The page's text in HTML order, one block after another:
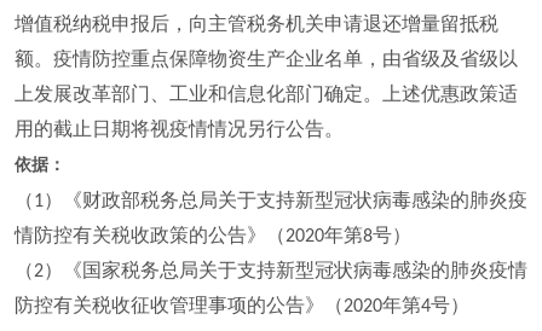
增值税纳税申报后，向主管税务机关申请退还增量留抵税
额。疫情防控重点保障物资生产企业名单，由省级及省级以
上发展改革部门、工业和信息化部门确定。上述优惠政策适
用的截止日期将视疫情情况另行公告。
依据：
（1）《财政部税务总局关于支持新型冠状病毒感染的肺炎疫
情防控有关税收政策的公告》（2020年第8号）
（2）《国家税务总局关于支持新型冠状病毒感染的肺炎疫情
防控有关税收征收管理事项的公告》（2020年第4号）